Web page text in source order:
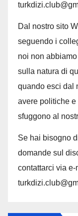
Dal nostro sito
seguendo i
noi non
sulla natura di
quando esci dal
avere politiche
sfuggono al
Se hai bisogno
domande sul
contattarci via e-